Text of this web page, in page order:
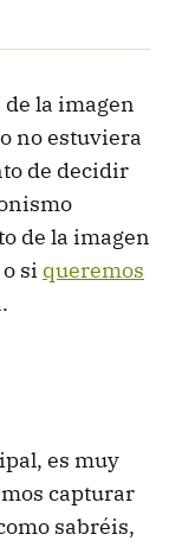
la imagen
no estuviera
de decidir
de la imagen
si queremos
es muy
capturar
sabréis,